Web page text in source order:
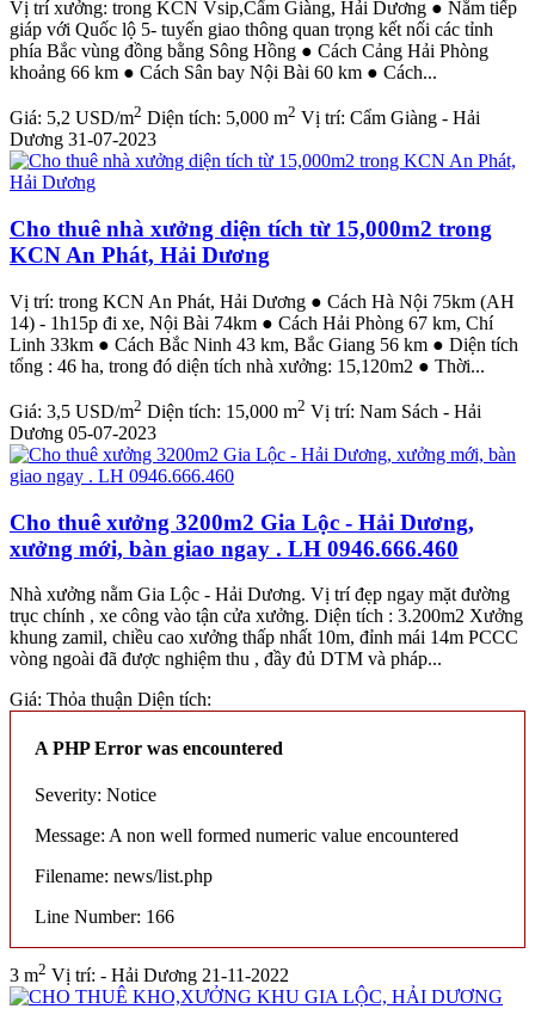
Vị trí xưởng: trong KCN Vsip,Cẩm Giàng, Hải Dương ● Nằm tiếp
giáp với Quốc lộ 5- tuyến giao thông quan trọng kết nối các tỉnh
phía Bắc vùng đồng bằng Sông Hồng ● Cách Cảng Hải Phòng
khoảng 66 km ● Cách Sân bay Nội Bài 60 km ● Cách...
Giá: 5,2 USD/m2 Diện tích: 5,000 m2 Vị trí: Cẩm Giàng - Hải
Dương 31-07-2023
Cho thuê nhà xưởng diện tích từ 15,000m2 trong
KCN An Phát, Hải Dương
Vị trí: trong KCN An Phát, Hải Dương ● Cách Hà Nội 75km (AH
14) - 1h15p đi xe, Nội Bài 74km ● Cách Hải Phòng 67 km, Chí
Linh 33km ● Cách Bắc Ninh 43 km, Bắc Giang 56 km ● Diện tích
tổng : 46 ha, trong đó diện tích nhà xưởng: 15,120m2 ● Thời...
Giá: 3,5 USD/m2 Diện tích: 15,000 m2 Vị trí: Nam Sách - Hải
Dương 05-07-2023
Cho thuê xưởng 3200m2 Gia Lộc - Hải Dương,
xưởng mới, bàn giao ngay . LH 0946.666.460
Nhà xưởng nằm Gia Lộc - Hải Dương. Vị trí đẹp ngay mặt đường
trục chính , xe công vào tận cửa xưởng. Diện tích : 3.200m2 Xưởng
khung zamil, chiều cao xưởng thấp nhất 10m, đỉnh mái 14m PCCC
vòng ngoài đã được nghiệm thu , đầy đủ DTM và pháp...
Giá: Thỏa thuận Diện tích:
A PHP Error was encountered
Severity: Notice
Message: A non well formed numeric value encountered
Filename: news/list.php
Line Number: 166
3 m2 Vị trí: - Hải Dương 21-11-2022